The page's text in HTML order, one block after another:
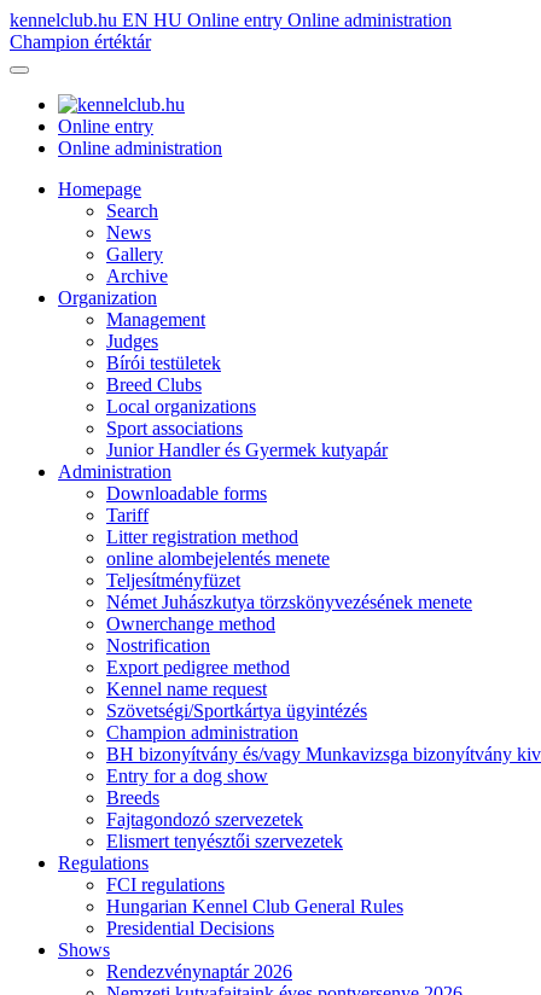
kennelclub.hu EN HU Online entry Online administration
Champion értéktár
Online entry
Online administration
Homepage
Search
News
Gallery
Archive
Organization
Management
Judges
Bírói testületek
Breed Clubs
Local organizations
Sport associations
Junior Handler és Gyermek kutyapár
Administration
Downloadable forms
Tariff
Litter registration method
online alombejelentés menete
Teljesítményfüzet
Német Juhászkutya törzskönyvezésének menete
Ownerchange method
Nostrification
Export pedigree method
Kennel name request
Szövetségi/Sportkártya ügyintézés
Champion administration
BH bizonyítvány és/vagy Munkavizsga bizonyítvány
Entry for a dog show
Breeds
Fajtagondozó szervezetek
Elismert tenyésztői szervezetek
Regulations
FCI regulations
Hungarian Kennel Club General Rules
Presidential Decisions
Shows
Rendezvénynaptár 2026